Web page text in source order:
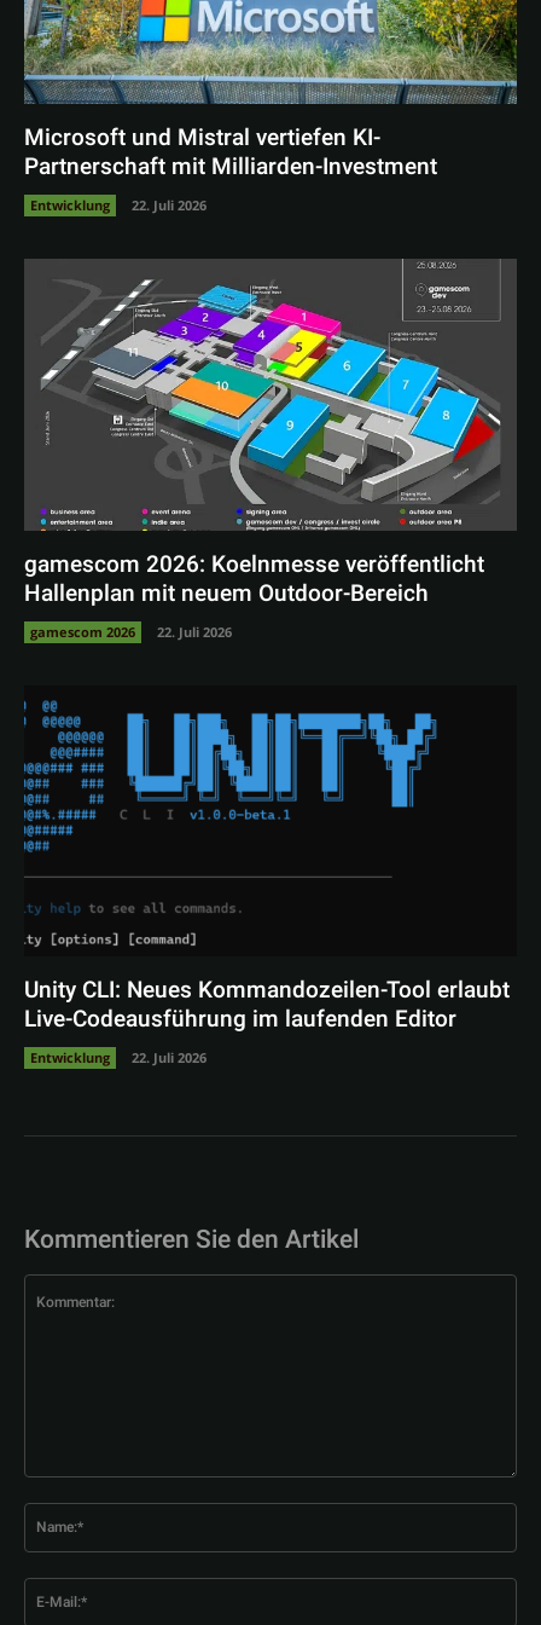
Microsoft und Mistral vertiefen KI-
Partnerschaft mit Milliarden-Investment
Entwicklung 22. Juli 2026
gamescom 2026: Koelnmesse veröffentlicht
Hallenplan mit neuem Outdoor-Bereich
gamescom 2026 22. Juli 2026
Unity CLI: Neues Kommandozeilen-Tool erlaubt
Live-Codeausführung im laufenden Editor
Entwicklung 22. Juli 2026
Kommentieren Sie den Artikel